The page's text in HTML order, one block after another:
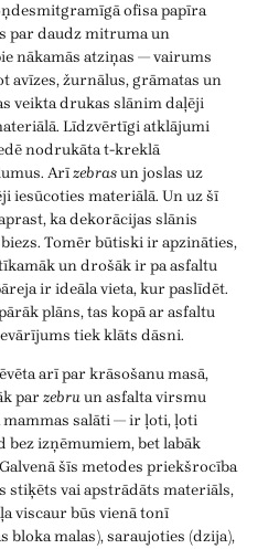
ofisa papīra
par daudz mitruma un
nākamās atziņas — vairums
avīzes, žurnālus, grāmatas un
veikta drukas slānim daļēji
Līdzvērtīgi atklājumi
nodrukāta t-kreklā
Arīzebrasun joslas uz
iesūcoties materiālā. Un uz šī
ka dekorācijas slānis
Tomēr būtiski ir apzināties,
un drošāk ir pa asfaltu
ir ideāla vieta, kur paslīdēt.
plāns, tas kopā ar asfaltu
tiek klāts dāsni.
arī par krāsošanu masā,
parzebruun asfalta virsmu
mammas salāti — ir ļoti, ļoti
bez izņēmumiem, bet labāk
šīs metodes priekšrocība
stiķēts vai apstrādāts materiāls,
viscaur būs vienā tonī
bloka malas), saraujoties (dzija),